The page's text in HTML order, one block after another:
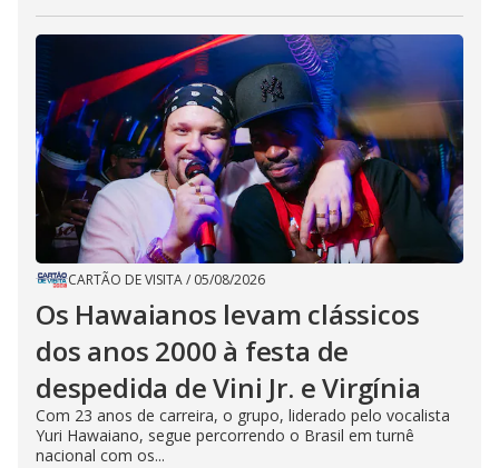
CARTÃO DE VISITA/ 05/08/2026
Os Hawaianos levam clássicos
dos anos 2000 à festa de
despedida de Vini Jr. e Virgínia
Com 23 anos de carreira, o grupo, liderado pelo vocalista
Yuri Hawaiano, segue percorrendo o Brasil em turnê
nacional com os...